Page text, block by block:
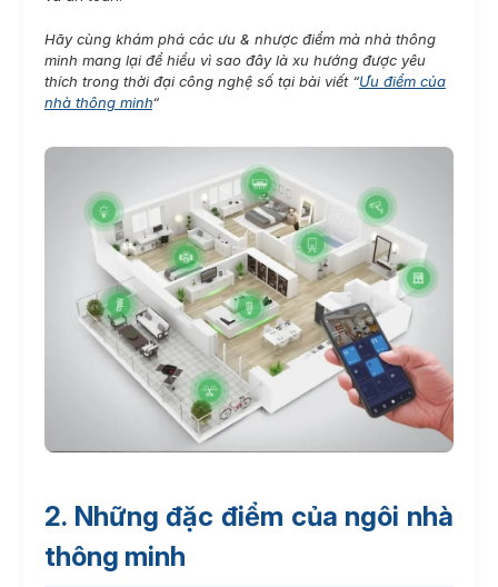
Hãy cùng khám phá các ưu & nhược điểm mà nhà thông
minh mang lại để hiểu vì sao đây là xu hướng được yêu
thích trong thời đại công nghệ số tại bài viết “Ưu điểm của
nhà thông minh“
2. Những đặc điểm của ngôi nhà
thông minh